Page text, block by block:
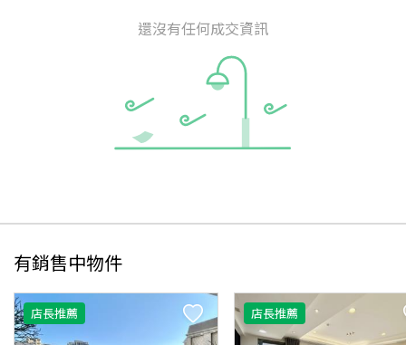
還沒有任何成交資訊
有銷售中物件
店長推薦 店長推薦